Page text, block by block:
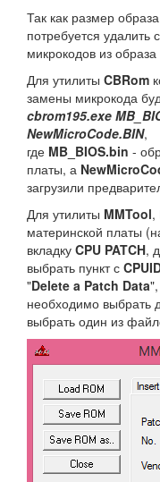
Так как размер
потребуется
микрокодов из
Для утилиты CBRom
замены микрокода
cbrom195.exe
NewMicroCode.BIN,
где MB_BIOS.bin -
платы, а
загрузили
Для утилиты MMTool,
материнской платы
вкладку CPU PATCH,
выбрать пункт с
"Delete a Patch Data
необходимо выбрать
выбрать один из